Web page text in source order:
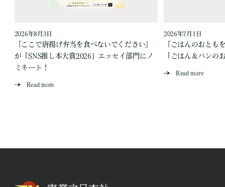
2026年8月3日
『ここで唐揚げ弁当を食べないでください』
が「SNS推し本大賞2026」エッセイ部門にノ
ミネート！
Read more
2026年7月1日
『ごはんのおとも
「ごはん＆パンの
Read more